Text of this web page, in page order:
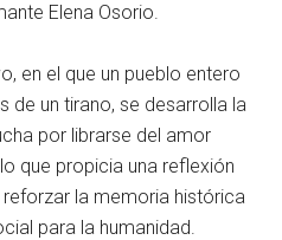
Elena Osorio.
en el que un pueblo entero
un tirano, se desarrolla la
por librarse del amor
que propicia una reflexión
la memoria histórica
para la humanidad.